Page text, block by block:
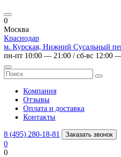
0
Москва
Краснодар
м. Курская, Нижний Сусальный
пн-пт 10:00 — 21:00 / сб-вс 12:00
Компания
Отзывы
Оплата и доставка
Контакты
8 (495) 280-18-81 Заказать звонок
0
0